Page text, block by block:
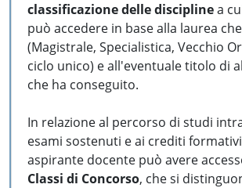
classificazione delle disciplinea
può accedere in base alla laurea
(Magistrale, Specialistica, Vecchio
ciclo unico) e all'eventuale titolo di
che ha conseguito.
In relazione al percorso di studi
esami sostenuti e ai crediti
aspirante docente può avere
Classi di Concorso, che si